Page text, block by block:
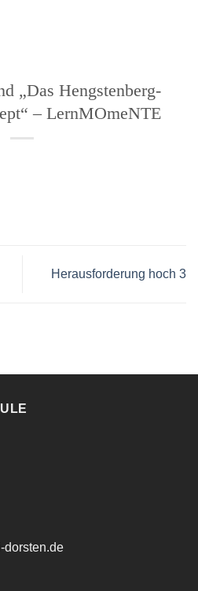
„Das Hengstenberg-
– LernMOmeNTE
Herausforderung hoch 3
dorsten.de